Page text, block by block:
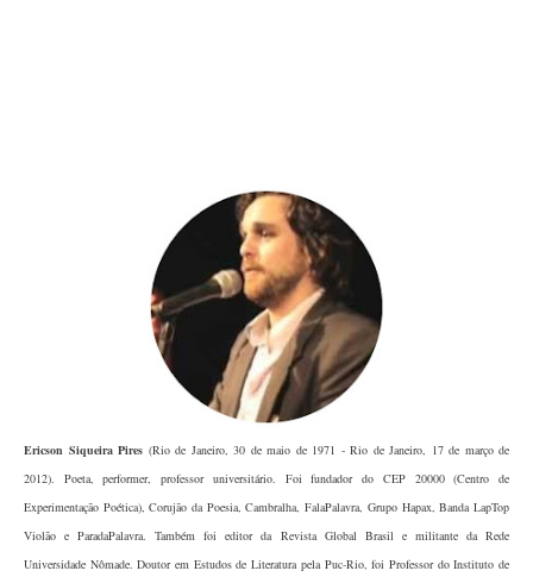
Ericson Siqueira Pires (Rio de Janeiro, 30 de maio de 1971 - Rio de Janeiro, 17 de março de
2012). Poeta, performer, professor universitário. Foi fundador do CEP 20000 (Centro de
Experimentação Poética), Corujão da Poesia, Cambralha, FalaPalavra, Grupo Hapax, Banda LapTop
Violão e ParadaPalavra. Também foi editor da Revista Global Brasil e militante da Rede
Universidade Nômade. Doutor em Estudos de Literatura pela Puc-Rio, foi Professor do Instituto de